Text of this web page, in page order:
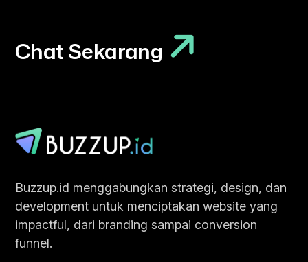
Chat Sekarang
Chat Sekarang
Buzzup.id menggabungkan strategi, design, dan
development untuk menciptakan website yang
impactful, dari branding sampai conversion
funnel.